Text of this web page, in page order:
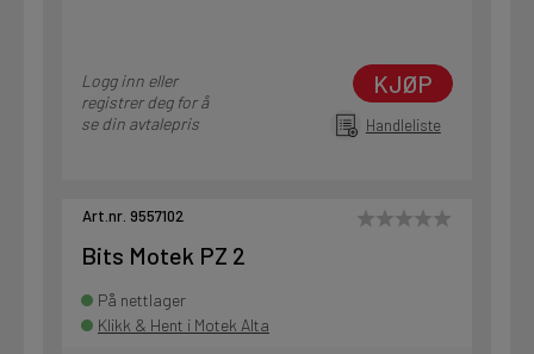
Logg inn eller
registrer deg for å
se din avtalepris
KJØP
Handleliste
Art.nr. 9557102
Bits Motek PZ 2
På nettlager
Klikk & Hent i Motek Alta